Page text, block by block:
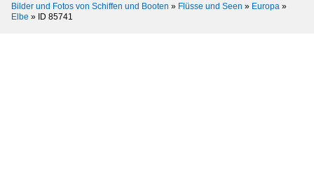
Bilder und Fotos von Schiffen und Booten » Flüsse und Seen » Europa »
Elbe » ID 85741